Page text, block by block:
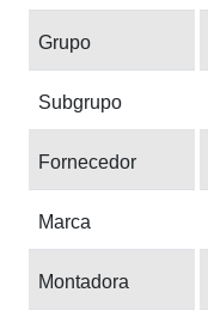
Grupo
Subgrupo
Fornecedor
Marca
Montadora